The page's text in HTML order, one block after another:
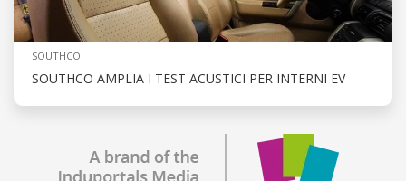
SOUTHCO
SOUTHCO AMPLIA I TEST ACUSTICI PER INTERNI EV